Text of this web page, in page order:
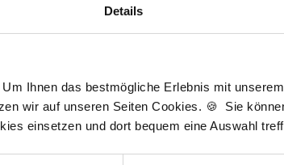
Details
Ihnen das bestmögliche Erlebnis mit
wir auf unseren Seiten Cookies. 🍪 Sie
einsetzen und dort bequem eine Auswahl
sich5 BesucherfürStellenangebote als
Fachassistenz.